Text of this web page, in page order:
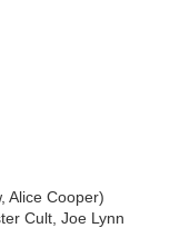
Alice Cooper)
Cult, Joe Lynn